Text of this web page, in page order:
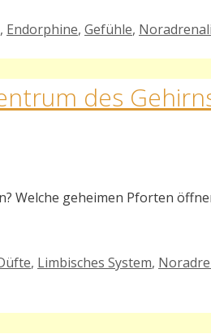
, Endorphine, Gefühle,
des
Welche geheimen Pforten
, Limbisches System,